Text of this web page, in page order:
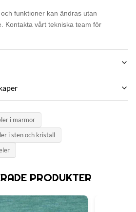
funktioner kan ändras utan
Kontakta vårt tekniska team för
Finish.
i marmor
i sten och kristall
PRODUKTER